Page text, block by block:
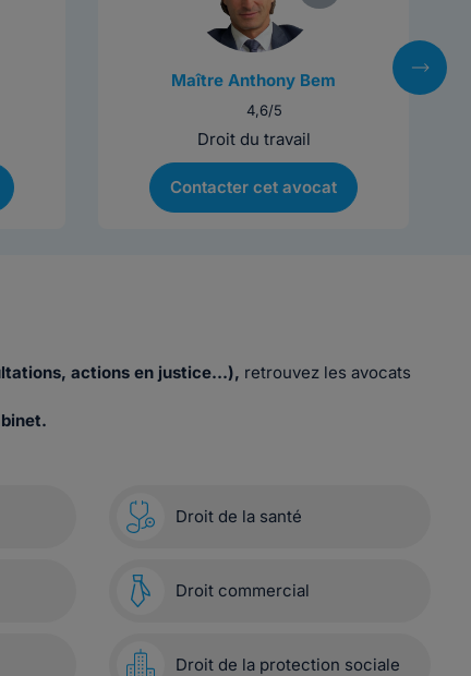
Maître Anthony Bem
4,6/5
Droit du travail
Contacter cet avocat
actions en justice…), retrouvez les avocats
Droit de la santé
Droit commercial
Droit de la protection sociale